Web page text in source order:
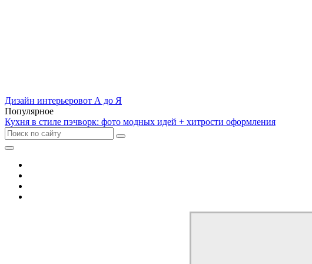
Дизайн интерьеровот А до Я
Популярное
Кухня в стиле пэчворк: фото модных идей + хитрости оформления